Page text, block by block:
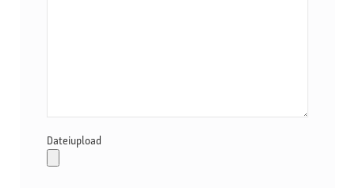
Dateiupload